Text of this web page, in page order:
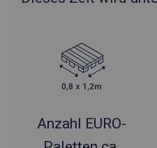
Anzahl EURO-